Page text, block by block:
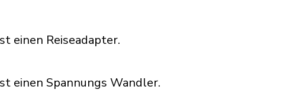
einen Reiseadapter.
einen Spannungs Wandler.